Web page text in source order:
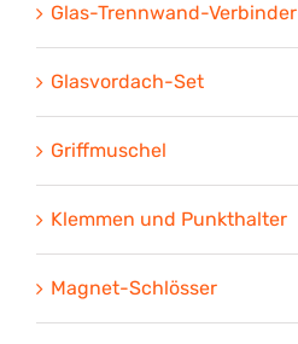
Glas-Trennwand-Verbinder
Glasvordach-Set
Griffmuschel
Klemmen und Punkthalter
Magnet-Schlösser